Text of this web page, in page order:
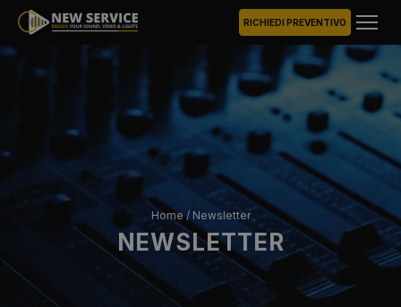
RICHIEDI PREVENTIVO
Home/ Newsletter
NEWSLETTER